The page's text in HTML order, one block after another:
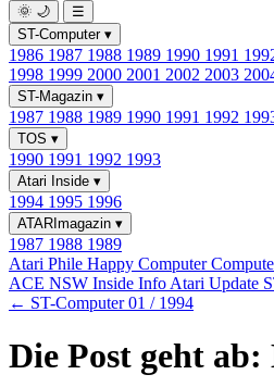
🌞 🌙
☰
ST-Computer ▾
1986 1987 1988 1989 1990 1991
1998 1999 2000 2001 2002 2003
ST-Magazin ▾
1987 1988 1989 1990 1991 1992
TOS ▾
1990 1991 1992 1993
Atari Inside ▾
1994 1995 1996
ATARImagazin ▾
1987 1988 1989
Atari Phile Happy Computer
ACE NSW Inside Info Atari Update
← ST-Computer 01 / 1994
Die Post geht